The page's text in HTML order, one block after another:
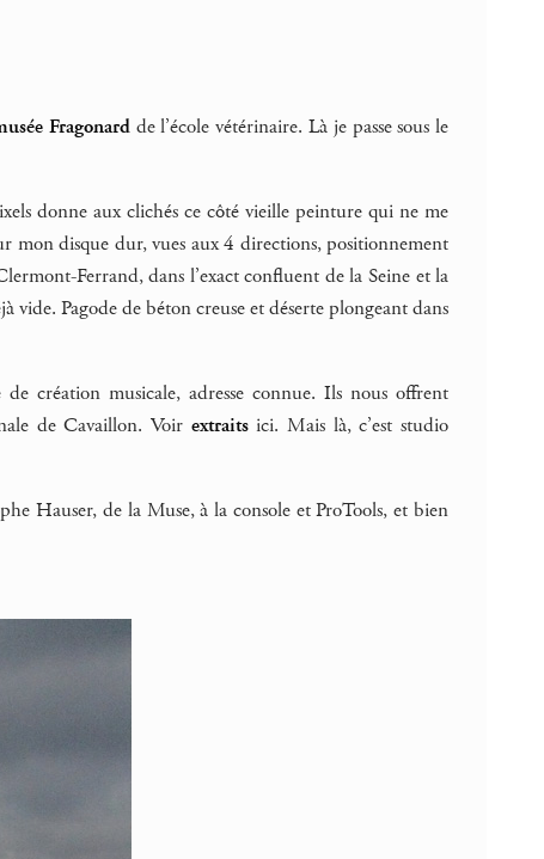
Fragonardde l’école vétérinaire. Là je passe sous le
donne aux clichés ce côté vieille peinture qui ne me
mon disque dur, vues aux 4 directions, positionnement
Ferrand, dans l’exact confluent de la Seine et la
vide. Pagode de béton creuse et déserte plongeant dans
création musicale, adresse connue. Ils nous offrent
de Cavaillon. Voir extraitsici. Mais là, c’est studio
Hauser, de la Muse, à la console et ProTools, et bien